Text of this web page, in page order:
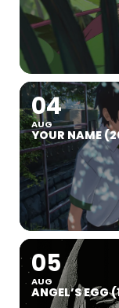
04
AUG
YOUR NAME
05
AUG
ANGEL’S EGG